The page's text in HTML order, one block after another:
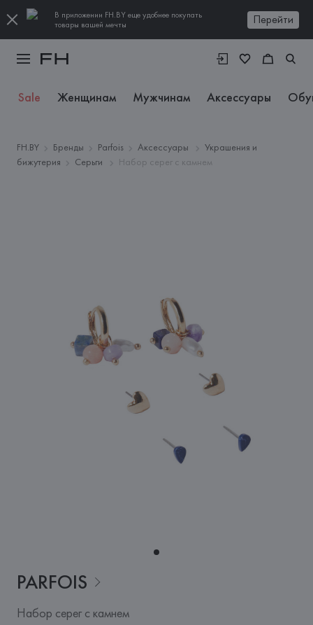
В приложении FH.BY еще удобнее покупать
товары вашей мечты
Перейти
Sale Женщинам Мужчинам Аксессуары
FH.BY Бренды Parfois Аксессуары
Украшения и
бижутерия
Серьги Набор серег с камнем
PARFOIS
Набор серег с камнем